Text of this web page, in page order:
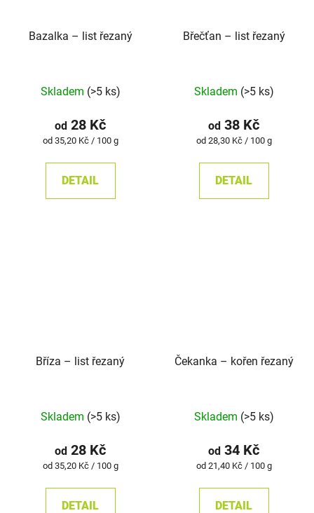
Bazalka – list řezaný
Skladem (>5 ks)
od 28 Kč
Měrná
od 35,20 Kč / 100 g
DETAIL
Břečťan – list řezaný
Skladem (>5 ks)
od 38 Kč
Měrná
od 28,30 Kč / 100 g
DETAIL
Bříza –⁠⁠⁠⁠⁠ list řezaný
Skladem (>5 ks)
od 28 Kč
Měrná
od 35,20 Kč / 100 g
DETAIL
Čekanka – kořen řezaný
Skladem (>5 ks)
od 34 Kč
Měrná
od 21,40 Kč / 100 g
DETAIL